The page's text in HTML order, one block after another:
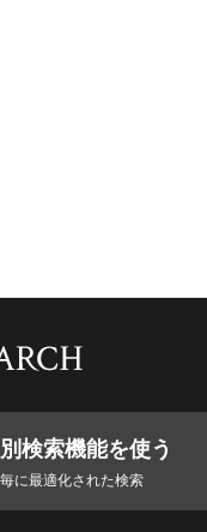
検索機能を使う
毎に最適化された検索